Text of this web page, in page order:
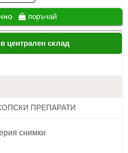
поръчай
централен склад
ПРЕПАРАТИ
снимки